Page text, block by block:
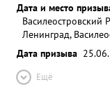
Дата и место
Василеостровский
Ленинград,
Дата призыва
Ещё